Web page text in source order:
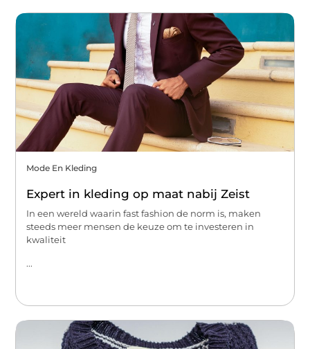
Mode En Kleding
Expert in kleding op maat nabij Zeist
In een wereld waarin fast fashion de norm is, maken
steeds meer mensen de keuze om te investeren in
kwaliteit
...